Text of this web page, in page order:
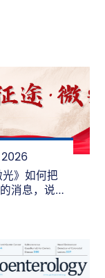
光》如何把
消息，说